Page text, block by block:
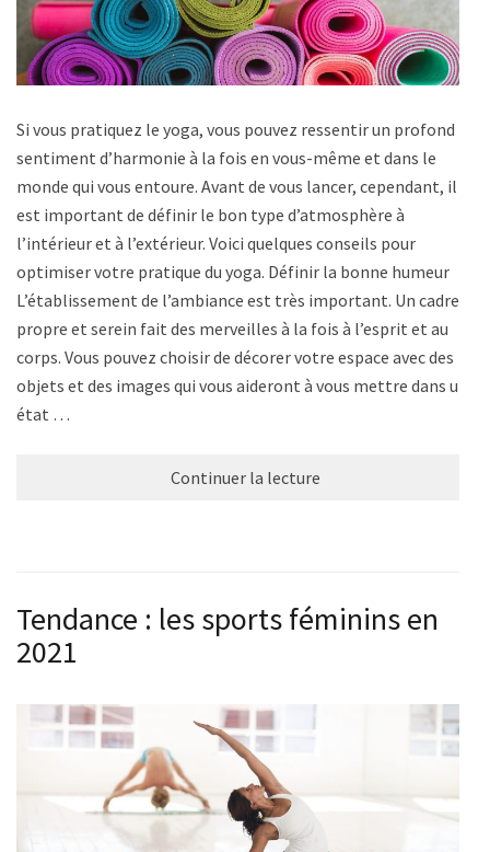
Si vous pratiquez le yoga, vous pouvez ressentir un profond
sentiment d’harmonie à la fois en vous-même et dans le
monde qui vous entoure. Avant de vous lancer, cependant, il
est important de définir le bon type d’atmosphère à
l’intérieur et à l’extérieur. Voici quelques conseils pour
optimiser votre pratique du yoga. Définir la bonne humeur
L’établissement de l’ambiance est très important. Un cadre
propre et serein fait des merveilles à la fois à l’esprit et au
corps. Vous pouvez choisir de décorer votre espace avec des
objets et des images qui vous aideront à vous mettre dans un
état …
Continuer la lecture
Tendance : les sports féminins en
2021